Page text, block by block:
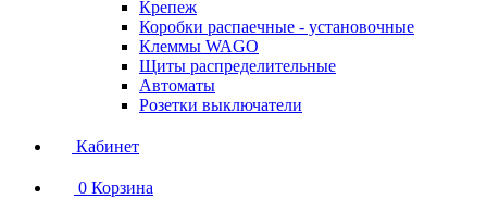
Крепеж
Коробки распаечные - установочные
Клеммы WAGO
Щиты распределительные
Автоматы
Розетки выключатели
Кабинет
0 Корзина